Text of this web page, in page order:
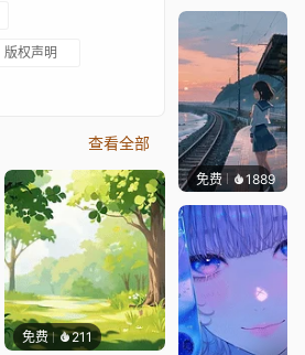
版权声明
查看全部
免费 211
免费 1889辰东